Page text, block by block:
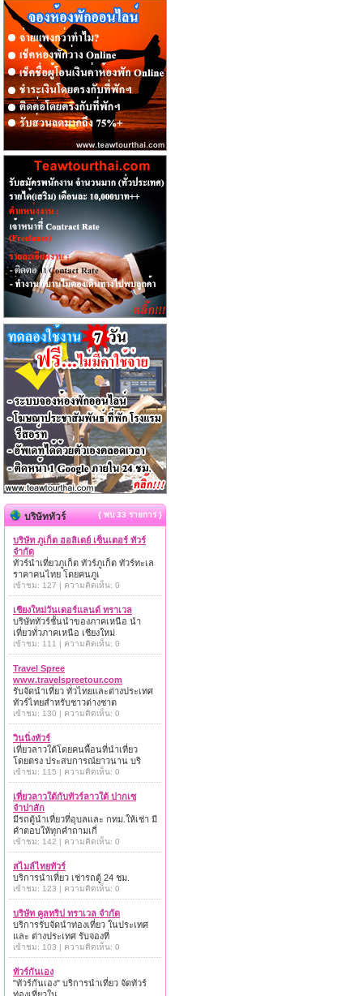
บริษัททัวร์ { พบ 33 รายการ }
บริษัท ภูเก็ต ฮอลิเดย์ เซ็นเตอร์ ทัวร์
จำกัด
ทัวร์นำเที่ยวภูเก็ต ทัวร์ภูเก็ต ทัวร์ทะเล
ราคาคนไทย โดยคนภูเ
เข้าชม: 127 | ความคิดเห็น: 0
เชียงใหม่วันเดอร์แลนด์ ทราเวล
บริษัททัวร์ชั้นนำของภาคเหนือ นำ
เที่ยวทั่วภาคเหนือ เชียงใหม่
เข้าชม: 111 | ความคิดเห็น: 0
Travel Spree
www.travelspreetour.com
รับจัดนำเที่ยว ทั่วไทยและต่างประเทศ
ทัวร์ไทยสำหรับชาวต่างชาต
เข้าชม: 130 | ความคิดเห็น: 0
วินนิ่งทัวร์
เที่ยวลาวใต้โดยคนพื้อนที่นำเที่ยว
โดยตรง ประสบการณ์ยาวนาน บริ
เข้าชม: 115 | ความคิดเห็น: 0
เที่ยวลาวใต้กับทัวร์ลาวใต้ ปากเซ
จำปาสัก
มีรถตู้นำเที่ยวที่อุบลและ กทม.ให้เช่า มี
คำตอบให้ทุกคำถามเกี่
เข้าชม: 142 | ความคิดเห็น: 0
สไมล์ไทยทัวร์
บริการนำเที่ยว เช่ารถตู้ 24 ชม.
เข้าชม: 123 | ความคิดเห็น: 0
บริษัท คูลทริป ทราเวล จำกัด
บริการรับจัดนำท่องเที่ยว ในประเทศ
และ ต่างประเทศ รับจองที่
เข้าชม: 103 | ความคิดเห็น: 0
ทัวร์กันเอง
"ทัวร์กันเอง" บริการนำเที่ยว จัดทัวร์